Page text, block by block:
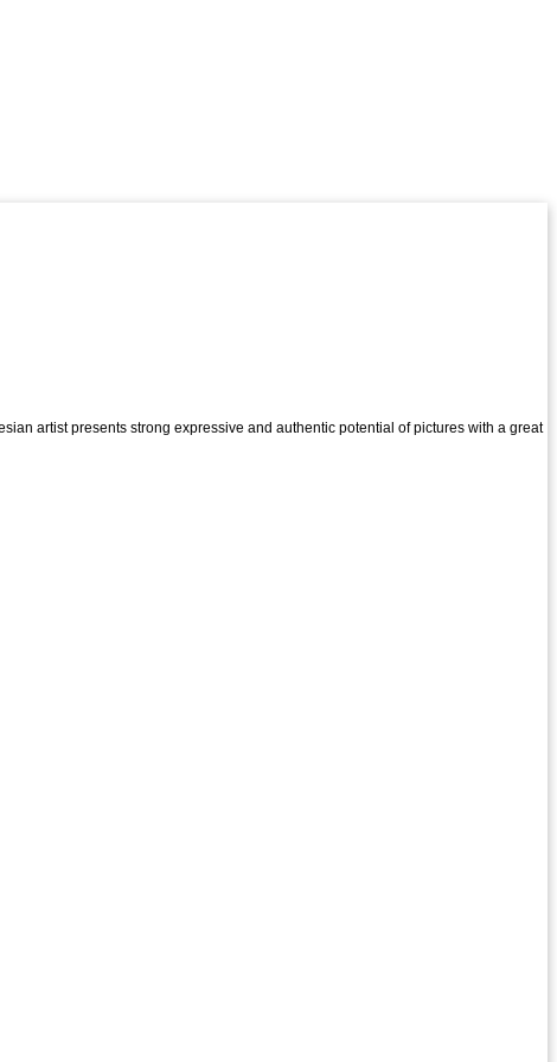
artist presents strong expressive and authentic potential of pictures with a great